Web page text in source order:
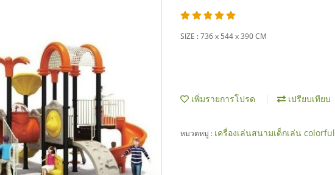
SIZE : 736 x 544 x 390 CM
เพิ่มรายการโปรด เปรียบเทียบ
หมวดหมู่ : เครื่องเล่นสนามเด็กเล่น colorful